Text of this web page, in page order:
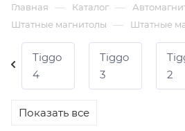
Главная — Каталог —
Штатные магнитолы — Штатные
Tiggo
4
Tiggo
3
2
Показать все